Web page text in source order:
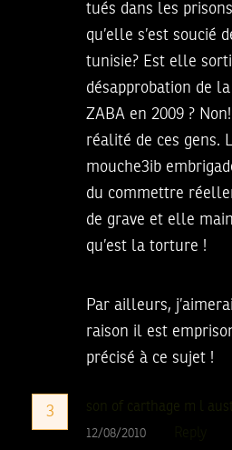
tués dans les
qu’elle s’est soucié
tunisie? Est elle
désapprobation de
ZABA en 2009 ?
réalité de ces gens.
mouche3ib
du commettre
de grave et elle
qu’est la torture !
Par ailleurs,
raison il est
précisé à ce sujet !
3 son of carthage m l
12/08/2010